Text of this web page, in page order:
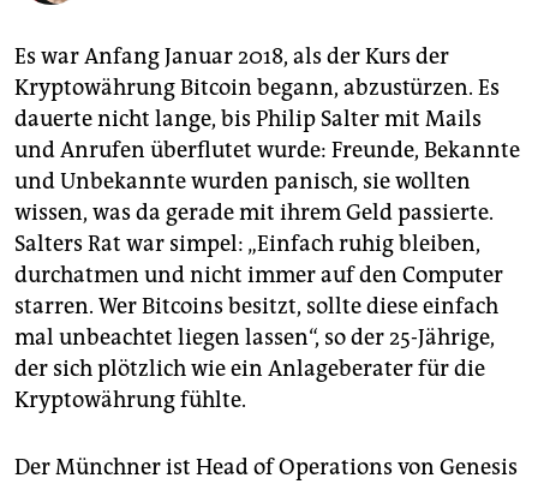
fragen & hilfe
unterstützen
abo
genossenschaft
epaper login
Es war Anfang Januar 2018, als der Kurs der
Kryptowährung Bitcoin begann, abzustürzen. Es
dauerte nicht lange, bis Philip Salter mit Mails
und Anrufen überflutet wurde: Freunde, Bekannte
und Unbekannte wurden panisch, sie wollten
wissen, was da gerade mit ihrem Geld passierte.
Salters Rat war simpel: „Einfach ruhig bleiben,
durchatmen und nicht immer auf den Computer
starren. Wer Bitcoins besitzt, sollte diese einfach
mal unbeachtet liegen lassen“, so der 25-Jährige,
der sich plötzlich wie ein Anlageberater für die
Kryptowährung fühlte.
Der Münchner ist Head of Operations von Genesis